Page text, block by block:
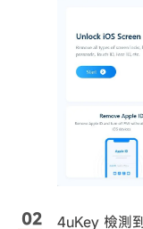
4uKey 檢測